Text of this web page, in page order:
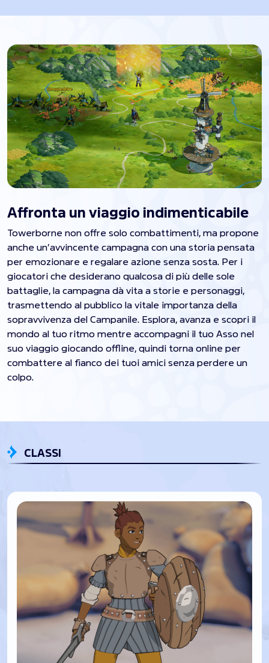
Affronta un viaggio indimenticabile
Towerborne non offre solo combattimenti, ma propone
anche un’avvincente campagna con una storia pensata
per emozionare e regalare azione senza sosta. Per i
giocatori che desiderano qualcosa di più delle sole
battaglie, la campagna dà vita a storie e personaggi,
trasmettendo al pubblico la vitale importanza della
sopravvivenza del Campanile. Esplora, avanza e scopri il
mondo al tuo ritmo mentre accompagni il tuo Asso nel
suo viaggio giocando offline, quindi torna online per
combattere al fianco dei tuoi amici senza perdere un
colpo.
CLASSI